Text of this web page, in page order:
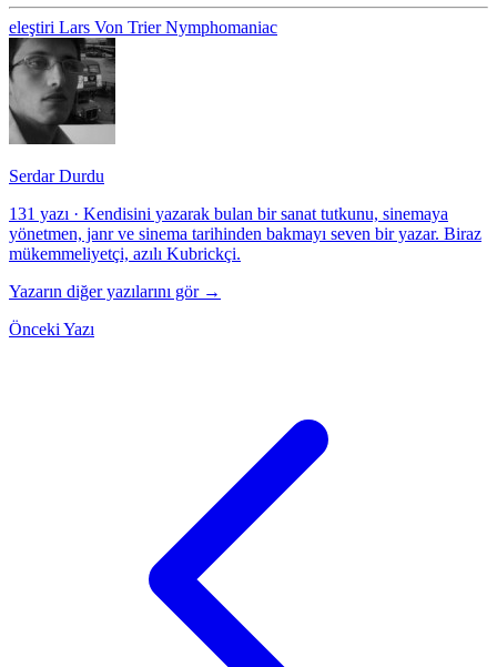
eleştiri Lars Von TrierNymphomaniac
Serdar Durdu
131 yazı · Kendisini yazarak bulan bir sanat tutkunu, sinemaya
yönetmen, janr ve sinema tarihinden bakmayı seven bir yazar. Biraz
mükemmeliyetçi, azılı Kubrickçi.
Yazarın diğer yazılarını gör →
Önceki Yazı